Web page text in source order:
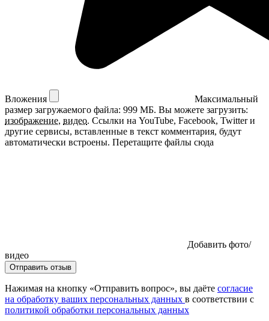
Вложения
Максимальный
размер загружаемого файла: 999 МБ. Вы можете загрузить:
изображение, видео. Ссылки на YouTube, Facebook, Twitter и
другие сервисы, вставленные в текст комментария, будут
автоматически встроены. Перетащите файлы сюда
Добавить фото/
видео
Отправить отзыв
Нажимая на кнопку «Отправить вопрос», вы даёте согласие
на обработку ваших персональных данных в соответствии с
политикой обработки персональных данных